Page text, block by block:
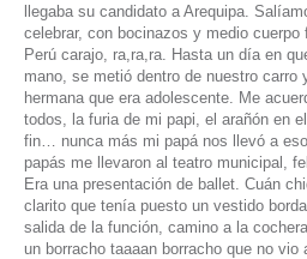
llegaba su candidato a Arequipa.
celebrar, con bocinazos y medio cuerpo
Perú carajo, ra,ra,ra . Hasta un día en
mano, se metió dentro de nuestro carro
hermana que era adolescente. Me
todos, la furia de mi papi, el arañón en
fin… nunca más mi papá nos llevó a
papás me llevaron al teatro municipal,
Era una presentación de ballet. Cuán
clarito que tenía puesto un vestido
salida de la función, camino a la
un borracho taaaan borracho que no